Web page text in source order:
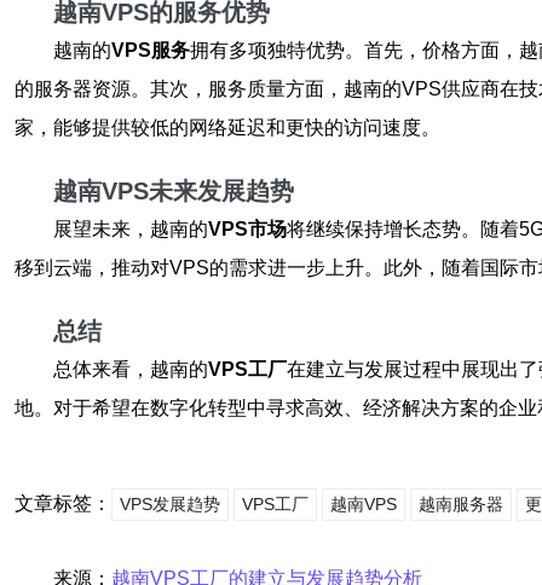
越南VPS的服务优势
越南的VPS服务拥有多项独特优势。首先，价格方面，
的服务器资源。其次，服务质量方面，越南的VPS供应商在
家，能够提供较低的网络延迟和更快的访问速度。
越南VPS未来发展趋势
展望未来，越南的VPS市场将继续保持增长态势。随着
移到云端，推动对VPS的需求进一步上升。此外，随着国际
总结
总体来看，越南的VPS工厂在建立与发展过程中展现出
地。对于希望在数字化转型中寻求高效、经济解决方案的企
文章标签： VPS发展趋势 VPS工厂 越南VPS 越南服务器
来源： 越南VPS工厂的建立与发展趋势分析